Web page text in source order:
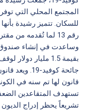
المجتمع المحلي التي
للسكان. تتميز رشيدة
رقم 13 لما تُقدمه
وساعدت في إنشاء صندوق
بقيمة 1.5 مليار
جائحة
قانون لها تم سنه في
تستهدف المتقاعدين
تشريعاً يحظر إدراج